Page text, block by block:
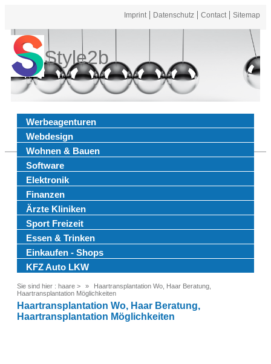
Imprint Datenschutz Contact Sitemap
Style2b
Werbeagenturen
Webdesign
Wohnen & Bauen
Software
Elektronik
Finanzen
Ärzte Kliniken
Sport Freizeit
Essen & Trinken
Einkaufen - Shops
KFZ Auto LKW
Sie sind hier : haare >
Haartransplantation Wo, Haar Beratung,
Haartransplantation Möglichkeiten
Haartransplantation Wo, Haar Beratung,
Haartransplantation Möglichkeiten